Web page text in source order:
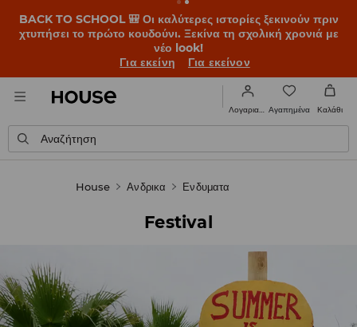
BACK TO SCHOOL 🎒 Οι καλύτερες ιστορίες ξεκινούν πριν
χτυπήσει το πρώτο κουδούνι. Ξεκίνα τη σχολική χρονιά με
νέο look!
Για εκείνη
Για εκείνον
Λογαριασμός Αγαπημένα Καλάθι
Αναζήτηση
House Ανδρικα Ενδυματα
Festival